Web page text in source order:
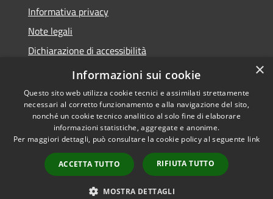
Informativa privacy
Note legali
Dichiarazione di accessibilità
Link app municipium
Accessibilità
Copyright © 2026 • Comune di
Bardolino • Powered by
Municipium•
Accesso
redazione
×
Informazioni sui cookie
Questo sito web utilizza cookie tecnici e assimilati strettamente
necessari al corretto funzionamento e alla navigazione del sito,
nonché un cookie tecnico analitico al solo fine di elaborare
informazioni statistiche, aggregate e anonime.
Per maggiori dettagli, può consultare la cookie policy al seguente link
ACCETTA TUTTO RIFIUTA TUTTO
MOSTRA DETTAGLI